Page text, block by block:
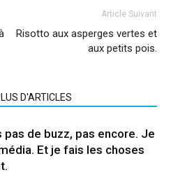
Article Suivant
Risotto aux asperges vertes et
aux petits pois.
D'ARTICLES
pas de buzz, pas encore. Je
Et je fais les choses